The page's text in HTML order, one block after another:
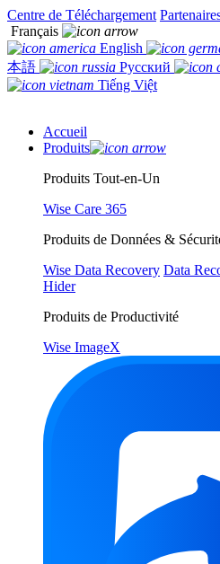
Centre de Téléchargement
Français
English
本語
Русский
Tiếng Việt
Accueil
Produits
Produits Tout-en-Un
Wise Care 365
Produits de Données &
Wise Data Recovery Data
Hider
Produits de Productivité
Wise ImageX